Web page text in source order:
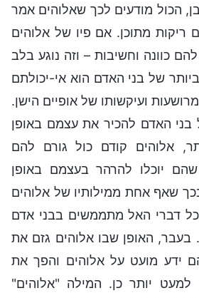
הכול מודעים לכך שאלוהים אמר
ריקות מתוכן. אם פיו של אלוהים
כוונה וחשיבות – וזה נוגע בלב
של בני האדם הוא אי-יכולתם
ועיקשותו של אופיים הישן.
האדם להכיר את עצמם באופן
אלוהים קודם כול גורם להם
יוכלו להרהר בעצמם באופן
שאף אחת ממילותיו של אלוהים
דברי האל מתממשים בבני אדם
בעבר, האופן שבו אלוהים גזם את
ידע מועט על אלוהים והפך את
למעט יותר כן. המילה "אלוהים"